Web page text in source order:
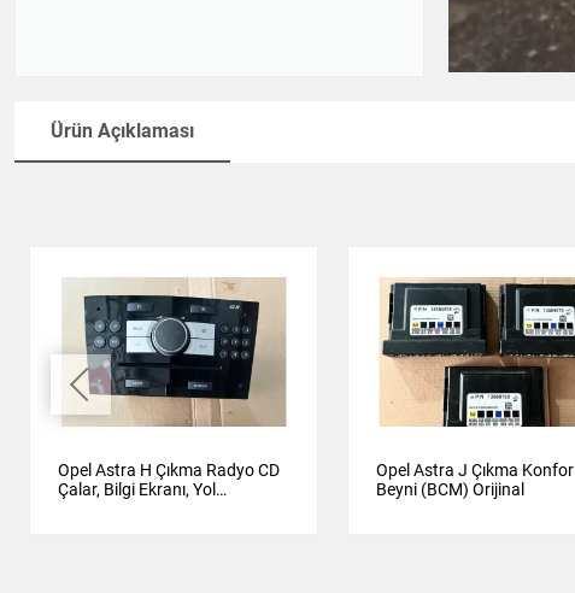
Ürün Açıklaması
Opel Astra H Çıkma Radyo CD
Çalar, Bilgi Ekranı, Yol
Opel Astra J Çıkma Konfor
Beyni (BCM) Orijinal